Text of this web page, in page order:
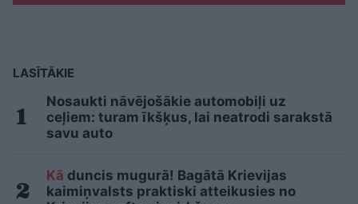
LASĪTĀKIE
Nosaukti nāvējošākie automobiļi uz
ceļiem: turam īkšķus, lai neatrodi sarakstā
savu auto
Kā duncis mugurā! Bagātā Krievijas
kaimiņvalsts praktiski atteikusies no